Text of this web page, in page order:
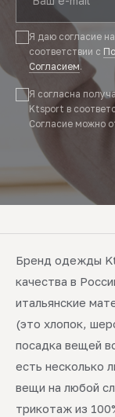
Я даю согласие
соответствии с
Согласием.
Я согласна
Ktsport в
Согласие можно
Бренд одежды
качества в
итальянские
(это хлопок,
посадка вещей
есть несколько
вещи на любой
трикотаж из